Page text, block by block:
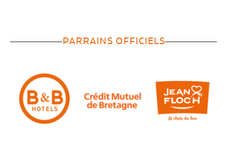
PARRAINS OFFICIELS